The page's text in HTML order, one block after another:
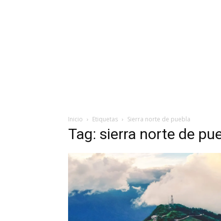
Inicio Etiquetas Sierra norte de puebla
Tag: sierra norte de